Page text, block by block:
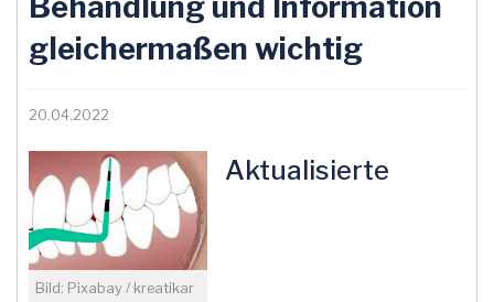
gleichermaßen wichtig
20.04.2022
Bild: Pixabay / kreatikar
Aktualisierte